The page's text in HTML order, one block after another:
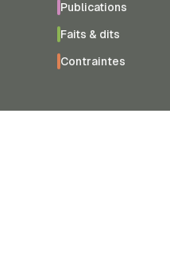
Publications
Faits & dits
Contraintes